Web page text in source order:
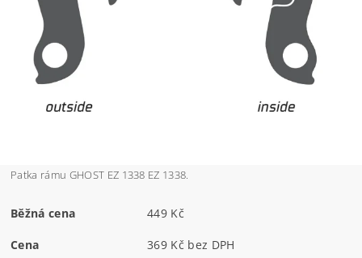
Patka rámu GHOST EZ 1338 EZ 1338.
Běžná cena 449 Kč
Cena 369 Kč bez DPH